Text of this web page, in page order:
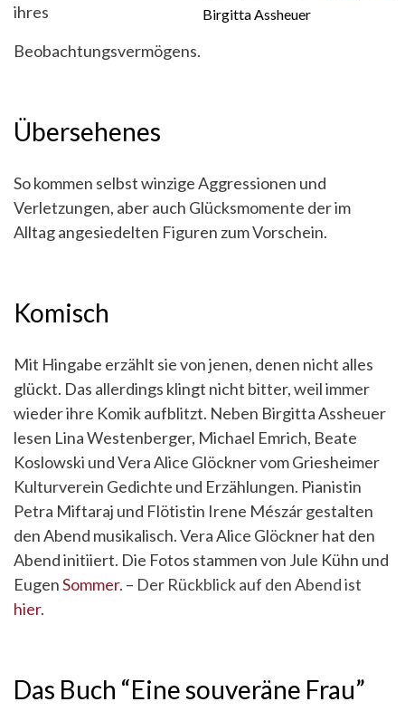
Birgitta Assheuer
ihres
Beobachtungsvermögens.
Übersehenes
So kommen selbst winzige Aggressionen und
Verletzungen, aber auch Glücksmomente der im
Alltag angesiedelten Figuren zum Vorschein.
Komisch
Mit Hingabe erzählt sie von jenen, denen nicht alles
glückt. Das allerdings klingt nicht bitter, weil immer
wieder ihre Komik aufblitzt. Neben Birgitta Assheuer
lesen Lina Westenberger, Michael Emrich, Beate
Koslowski und Vera Alice Glöckner vom Griesheimer
Kulturverein Gedichte und Erzählungen. Pianistin
Petra Miftaraj und Flötistin Irene Mészár gestalten
den Abend musikalisch. Vera Alice Glöckner hat den
Abend initiiert. Die Fotos stammen von Jule Kühn und
EugenSommer. – Der Rückblick auf den Abend ist
hier.
Das Buch “Eine souveräne Frau”